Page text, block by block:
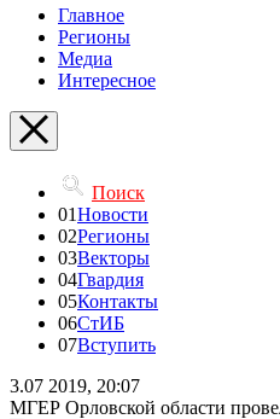
Главное
Регионы
Медиа
Интересное
Поиск
01Новости
02Регионы
03Векторы
04Гвардия
05Контакты
06СтИБ
07Вступить
3.07 2019, 20:07
МГЕР Орловской области